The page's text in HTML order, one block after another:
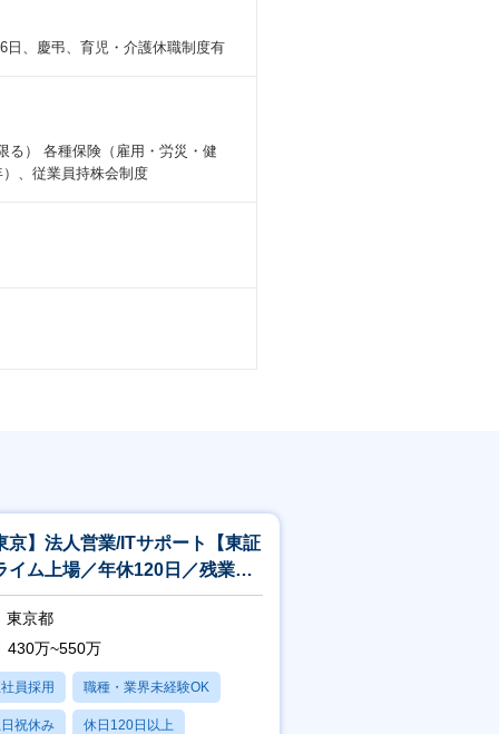
日、慶弔、育児・介護休職制度有
） 各種保険（雇用・労災・健
、従業員持株会制度
京】法人営業/ITサポート【東証
イム上場／年休120日／残業平
】
東京都
430万~550万
員採用 職種・業界未経験OK
祝休み 休日120日以上